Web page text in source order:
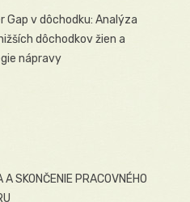
Gap v dôchodku: Analýza
dôchodkov žien a
nápravy
A SKONČENIE PRACOVNÉHO